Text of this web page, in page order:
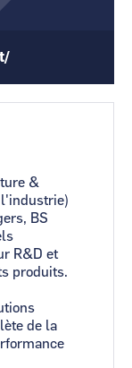
&
BS
R&D et
produits.
de la